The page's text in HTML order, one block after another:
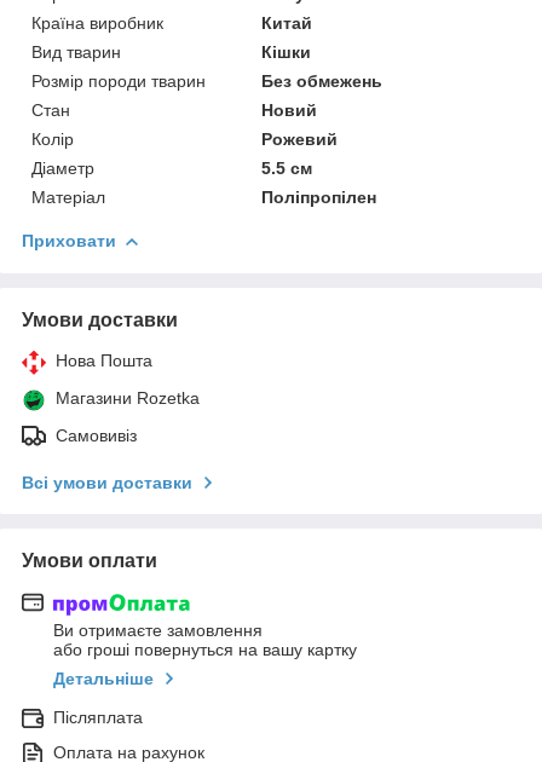
Країна виробник
Китай
Вид тварин
Кішки
Розмір породи тварин
Без обмежень
Стан
Новий
Колір
Рожевий
Діаметр
5.5 см
Матеріал
Поліпропілен
Приховати
Умови доставки
Нова Пошта
Магазини Rozetka
Самовивіз
Всі умови доставки
Умови оплати
Ви отримаєте замовлення
або гроші повернуться на вашу картку
Детальніше
Післяплата
Оплата на рахунок